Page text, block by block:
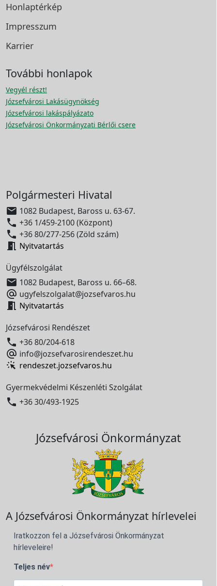
Honlaptérkép
Impresszum
Karrier
További honlapok
Vegyél részt!
Józsefvárosi Lakásügynökség
Józsefvárosi lakáspályázato
Józsefvárosi Önkormányzati Bérlői csere
Polgármesteri Hivatal
 1082 Budapest, Baross u. 63-67.
 +36 1/459-2100 (Központ)
 +36 80/277-256 (Zöld szám)
 Nyitvatartás
Ügyfélszolgálat
 1082 Budapest, Baross u. 66–68.
 ugyfelszolgalat@jozsefvaros.hu
 Nyitvatartás
Józsefvárosi Rendészet
 +36 80/204-618
 info@jozsefvarosirendeszet.hu
rendeszet.jozsefvaros.hu
Gyermekvédelmi Készenléti Szolgálat
 +36 30/493-1925
Józsefvárosi Önkormányzat
A Józsefvárosi Önkormányzat hírlevelei
Iratkozzon fel a Józsefvárosi Önkormányzat
hírleveleire!
Teljes név